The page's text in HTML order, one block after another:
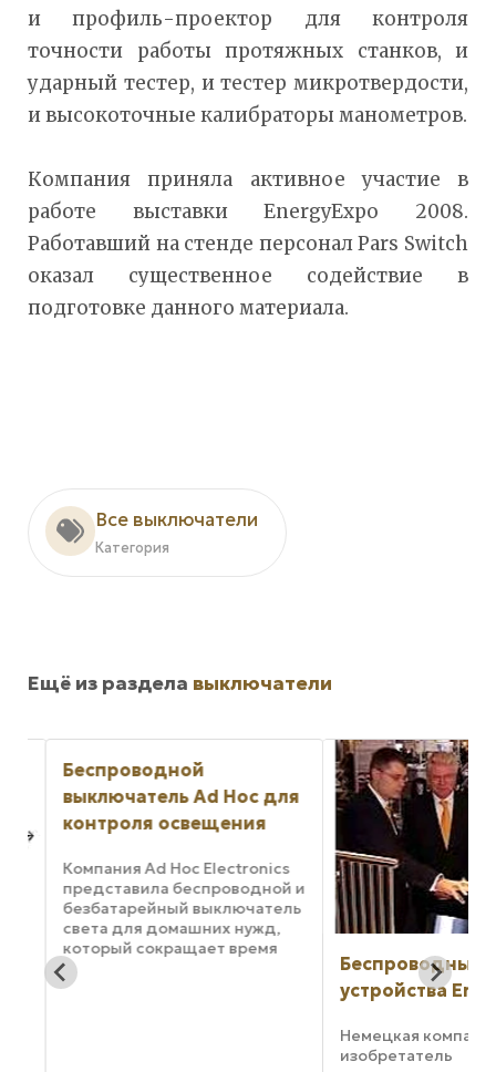
и профиль-проектор для контроля
точности работы протяжных станков, и
ударный тестер, и тестер микротвердости,
и высокоточные калибраторы манометров.
Компания приняла активное участие в
работе выставки EnergyExpo 2008.
Работавший на стенде персонал Pars Switch
оказал существенное содействие в
подготовке данного материала.
Все выключатели
Категория
Ещё из раздела выключатели
Беспроводной
выключатель Ad Hoc для
контроля освещения
Компания Ad Hoc Electronics
представила беспроводной и
безбатарейный выключатель
света для домашних нужд,
который сокращает время
установки и полностью
игнорирует наличие пологих
Беспроводные
устройства
Немецкая компания
изобретатель